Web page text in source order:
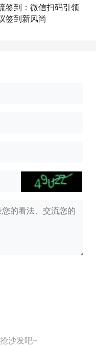
签到：微信扫码引领
签到新风尚
沙发吧~